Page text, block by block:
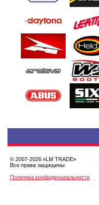
© 2007-2026 «LM TRADE»
Все права защищены
Политика конфиденциальности